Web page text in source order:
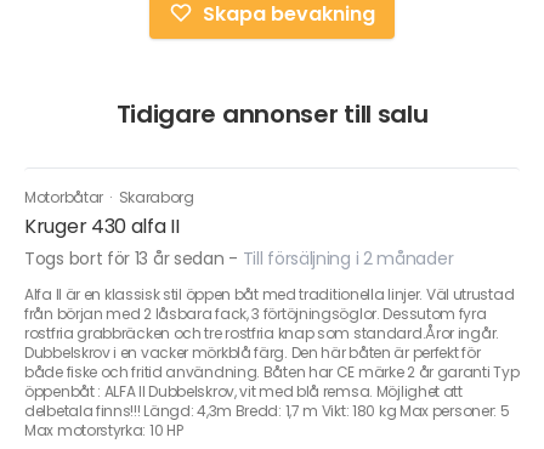
Skapa bevakning
Tidigare annonser till salu
Motorbåtar · Skaraborg
Kruger 430 alfa II
Togs bort för 13 år sedan - Till försäljning i 2 månader
Alfa II är en klassisk stil öppen båt med traditionella linjer. Väl utrustad
från början med 2 låsbara fack, 3 förtöjningsöglor. Dessutom fyra
rostfria grabbräcken och tre rostfria knap som standard.Åror ingår.
Dubbelskrov i en vacker mörkblå färg. Den här båten är perfekt för
både fiske och fritid användning. Båten har CE märke 2 år garanti Typ
öppenbåt : ALFA II Dubbelskrov, vit med blå remsa. Möjlighet att
delbetala finns!!! Längd: 4,3m Bredd: 1,7 m Vikt: 180 kg Max personer: 5
Max motorstyrka: 10 HP